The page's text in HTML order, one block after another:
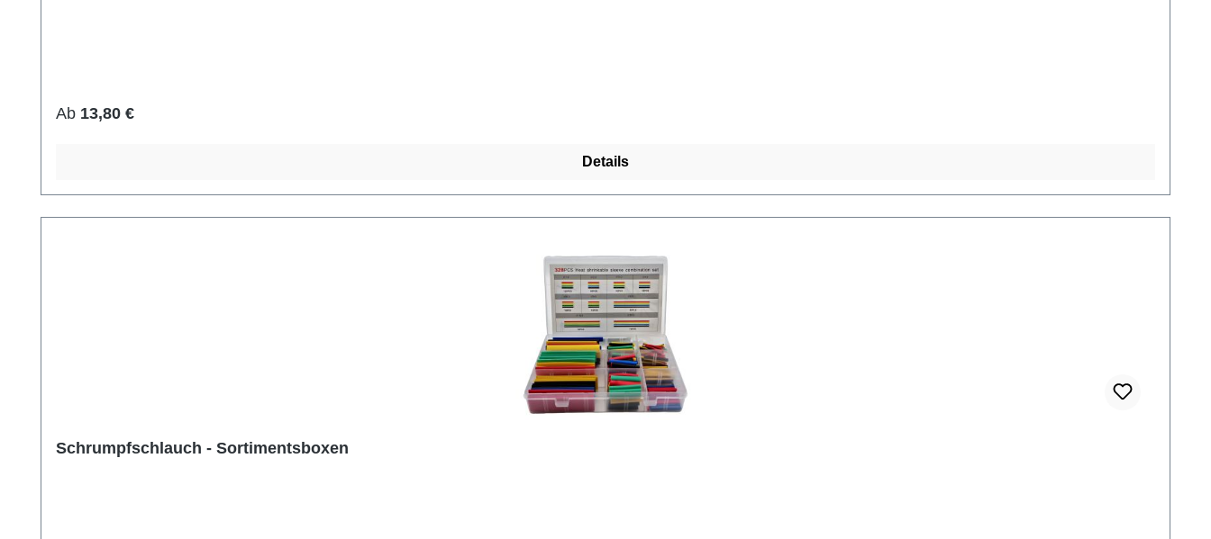
Regulärer Preis:
Ab 13,80 €
Details
Schrumpfschlauch - Sortimentsboxen